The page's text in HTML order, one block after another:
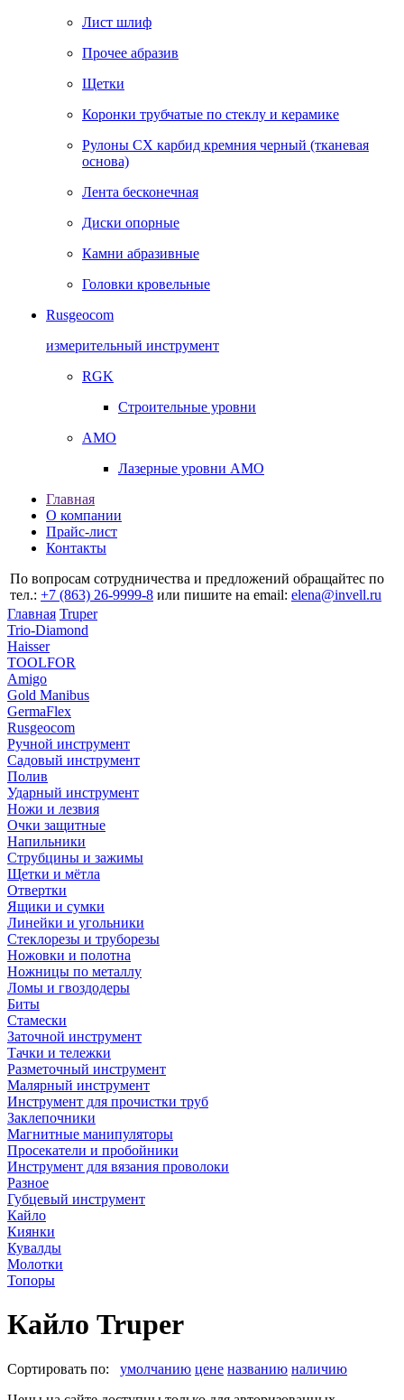
Лист шлиф
Прочее абразив
Щетки
Коронки трубчатые по стеклу и керамике
Рулоны CX карбид кремния черный (тканевая
основа)
Лента бесконечная
Диски опорные
Камни абразивные
Головки кровельные
Rusgeocom
измерительный инструмент
RGK
Строительные уровни
AMO
Лазерные уровни AMO
Главная
О компании
Прайс-лист
Контакты
По вопросам сотрудничества и предложений обращайтес по
тел.: +7 (863) 26‐9999‐8 или пишите на email: elena@invell.ru
Главная Truper
Trio-Diamond
Haisser
TOOLFOR
Amigo
Gold Manibus
GermaFlex
Rusgeocom
Ручной инструмент
Садовый инструмент
Полив
Ударный инструмент
Ножи и лезвия
Очки защитные
Напильники
Струбцины и зажимы
Щетки и мётла
Отвертки
Ящики и сумки
Линейки и угольники
Стеклорезы и труборезы
Ножовки и полотна
Ножницы по металлу
Ломы и гвоздодеры
Биты
Стамески
Заточной инструмент
Тачки и тележки
Разметочный инструмент
Малярный инструмент
Инструмент для прочистки труб
Заклепочники
Магнитные манипуляторы
Просекатели и пробойники
Инструмент для вязания проволоки
Разное
Губцевый инструмент
Кайло
Киянки
Кувалды
Молотки
Топоры
Кайло Truper
Сортировать по: умолчанию цене названию наличию